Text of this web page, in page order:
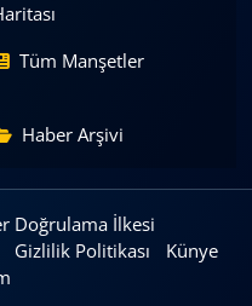
Tüm Manşetler
Haber Arşivi
Doğrulama İlkesi
Gizlilik Politikası
Künye